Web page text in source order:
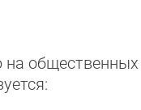
общественных